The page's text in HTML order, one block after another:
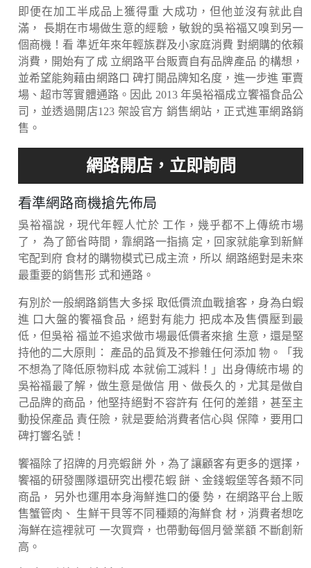
即便在加工半成品上獲得重 大成功，但他並沒有就此自
滿， 長期在市場做生意的經驗，敏銳的吳裕福又嗅到另一
個商機！看 準近年來年輕族群及小家庭消費 對網購的依賴
消費，開始有了成 立網路平台販賣自有品牌產品 的構想，
並希望能夠藉由網路口 碑打開品牌知名度，進一步進 軍賣
場、超市等實體通路。因此 2013 年吳裕福成立饗福食品公
司，並透過開店123 架設官方 銷售網站，正式進軍網路銷
售。
看準網路商機搶先佈局
吳裕福說，現代年輕人忙於 工作，幾乎都不上傳統市場
了， 為了節省時間，靠網路一指搞 定，回家就能拿到新鮮
宅配到府 食材的購物模式已成主流，所以 網路絕對是未來
最重要的銷售形 式和通路。
有別於一般網路銷售大多採 取低價流血戰搶客，身為白蝦
進 口大盤的饗福食品，絕對有能力 把成本及售價壓到最
低，但吳裕 福並不追求做市場最低價者來搶 生意，還是堅
持他的二大原則： 產品的品質及不摻雜任何添加 物。「我
不想為了降低原物料成 本就偷工減料！」出身傳統市場 的
吳裕福最了解，做生意是做信 用、做長久的，尤其是做自
己品牌的商品，他堅持絕對不容許有 任何的差錯，甚至主
動投保產品 責任險，就是要給消費者信心與 保障，要用口
碑打響名號！
饗福除了招牌的月亮蝦餅 外，為了讓顧客有更多的選擇，
饗福的研發團隊還研究出櫻花蝦 餅、金錢蝦堡等各類不同
商品， 另外也運用本身海鮮進口的優 勢，在網路平台上販
售蟹管肉、 生鮮干貝等不同種類的海鮮食 材，消費者想吃
海鮮在這裡就可 一次買齊，也帶動每個月營業額 不斷創新
高。